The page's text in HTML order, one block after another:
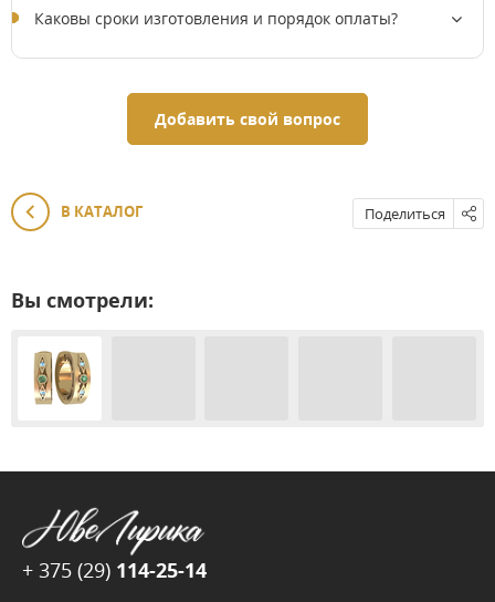
Каковы сроки изготовления и порядок оплаты?
Добавить свой вопрос
В КАТАЛОГ Поделиться
Вы смотрели:
+ 375 (29) 114-25-14